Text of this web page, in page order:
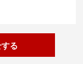
ブースに来場したときに抵
ットで動きやすい。
る